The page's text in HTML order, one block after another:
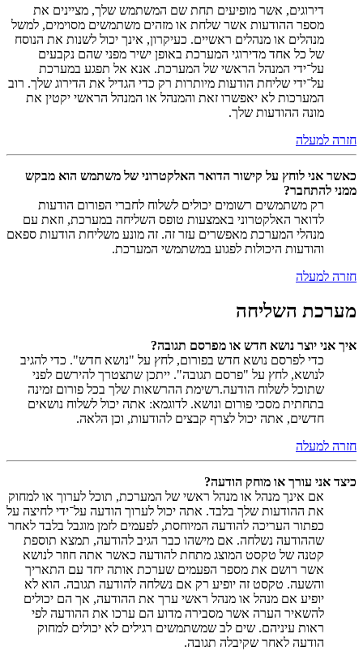
דירוגים, אשר מופיעים תחת שם המשתמש שלך, מציינים את
מספר ההודעות אשר שלחת או מזהים משתמשים מסוימים, למשל
מנהלים או מנהלים ראשיים. כעיקרון, אינך יכול לשנות את הנוסח
של כל אחד מדירוגי המערכת באופן ישיר מפני שהם נקבעים
על־ידי המנהל הראשי של המערכת. אנא אל תפגע במערכת
על־ידי שליחת הודעות מיותרות רק כדי הגדיל את הדירוג שלך. רוב
המערכות לא יאפשרו זאת והמנהל או המנהל הראשי יקטין את
מונה ההודעות שלך.
חזרה למעלה
כאשר אני לוחץ על קישור הדואר האלקטרוני של משתמש הוא מבקש
ממני להתחבר?
רק משתמשים רשומים יכולים לשלוח לחברי הפורום הודעות
לדואר האלקטרוני באמצעות טופס השליחה במערכת, וזאת עם
מנהלי המערכת מאפשרים עזר זה. זה מונע משליחת הודעות ספאם
והודעות היכולות לפגוע במשתמשי המערכת.
חזרה למעלה
מערכת השליחה
איך אני יוצר נושא חדש או מפרסם תגובה?
כדי לפרסם נושא חדש בפורום, לחץ על "נושא חדש". כדי להגיב
לנושא, לחץ על "פרסם תגובה". ייתכן שתצטרך להירשם לפני
שתוכל לשלוח הודעה.רשימת ההרשאות שלך בכל פורום זמינה
בתחתית מסכי פורום ונושא. לדוגמא: אתה יכול לשלוח נושאים
חדשים, אתה יכול לצרף קבצים להודעות, וכן הלאה.
חזרה למעלה
כיצד אני עורך או מוחק הודעה?
אם אינך מנהל או מנהל ראשי של המערכת, תוכל לערוך או למחוק
את ההודעות שלך בלבד. אתה יכול לערוך הודעה על־ידי לחיצה על
כפתור העריכה להודעה המיוחסת, לפעמים לזמן מוגבל בלבד לאחר
שההודעה נשלחה. אם מישהו כבר הגיב להודעה, תמצא תוספת
קטנה של טקסט המוצג מתחת להודעה כאשר אתה חוזר לנושא
אשר רושם את מספר הפעמים שערכת אותה יחד עם התאריך
והשעה. טקסט זה יופיע רק אם נשלחה להודעה תגובה. הוא לא
יופיע אם מנהל או מנהל ראשי ערך את ההודעה, אך הם יכולים
להשאיר הערה אשר מסבירה מדוע הם ערכו את ההודעה לפי
ראות עיניהם. שים לב שמשתמשים רגילים לא יכולים למחוק
הודעה לאחר שקיבלה תגובה.